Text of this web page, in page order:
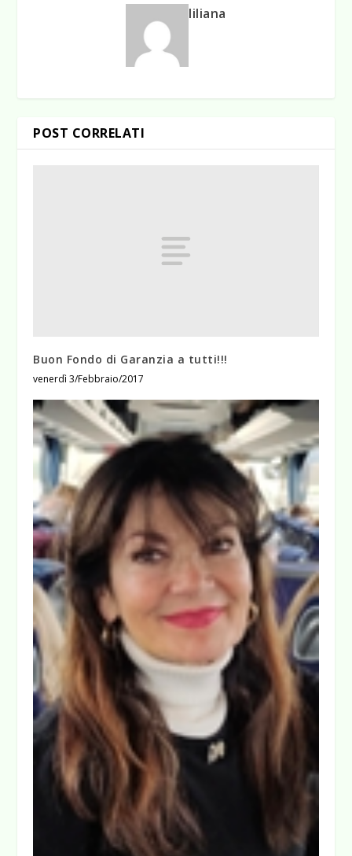
liliana
POST CORRELATI
Buon Fondo di Garanzia a tutti!!!
venerdì 3/Febbraio/2017